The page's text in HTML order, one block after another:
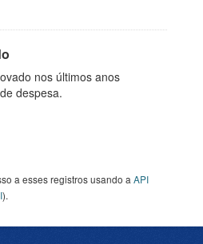
nos últimos anos
despesa.
a esses registros usando a API
).